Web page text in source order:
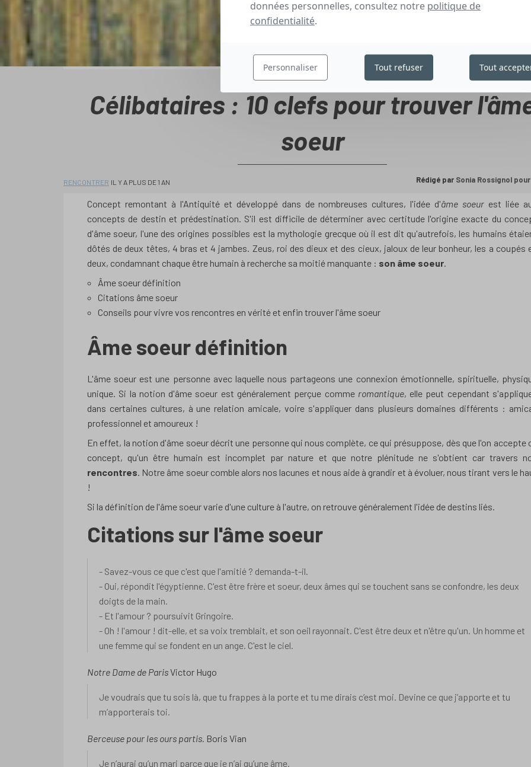
Célibataires : 10 clefs pour trouver
soeur
RENCONTRER IL Y A PLUS DE 1 AN Rédigé par Sonia Rossignol
Concept remontant à l'Antiquité et développé dans de nombreuses cultures, l'idée d'âme soeur est liée
concepts de destin et prédestination. S'il est difficile de déterminer avec certitude l'origine exacte du
d'âme soeur, l'une des origines possibles est la mythologie grecque où il est dit qu'autrefois, les humains
dôtés de deux têtes, 4 bras et 4 jambes. Zeus, roi des dieux et des cieux, jaloux de leur bonheur, les a coupés
deux, condamnant chaque être humain à recherche sa moitié manquante : son âme soeur.
Âme soeur définition
Citations âme soeur
Conseils pour vivre vos rencontres en vérité et enfin trouver l'âme soeur
Âme soeur définition
L'âme soeur est une personne avec laquelle nous partageons une connexion émotionnelle, spirituelle,
unique. Si la notion d'âme soeur est généralement perçue comme romantique, elle peut cependant
dans certaines cultures, à une relation amicale, voire s'appliquer dans plusieurs domaines différents :
professionnel et amoureux !
En effet, la notion d'âme soeur décrit une personne qui nous complète, ce qui présuppose, dès que l'on accepte
concept, qu'un être humain est incomplet par nature et que notre plénitude ne s'obtient car travers
rencontres. Notre âme soeur comble alors nos lacunes et nous aide à grandir et à évoluer, nous tirant vers le
!
Si la définition de l'âme soeur varie d'une culture à l'autre, on retrouve généralement l'idée de destins liés.
Citations sur l'âme soeur
- Savez-vous ce que c'est que l'amitié ? demanda-t-il.
- Oui, répondit l'égyptienne. C'est être frère et soeur, deux âmes qui se touchent sans se confondre, les deux
doigts de la main.
- Et l'amour ? poursuivit Gringoire.
- Oh ! l'amour ! dit-elle, et sa voix tremblait, et son oeil rayonnait. C'est être deux et n'être qu'un. Un homme et
une femme qui se fondent en un ange. C'est le ciel.
Notre Dame de ParisVictor Hugo
Je voudrais que tu sois là, que tu frappes à la porte et tu me dirais c’est moi. Devine ce que j’apporte et tu
m’apporterais toi.
Berceuse pour les ours partis. Boris Vian
Je n’aurai qu’un mari parce que je n’ai qu’une âme.
données personnelles, consultez notre politique de
confidentialité.
Personnaliser Tout refuser Tout